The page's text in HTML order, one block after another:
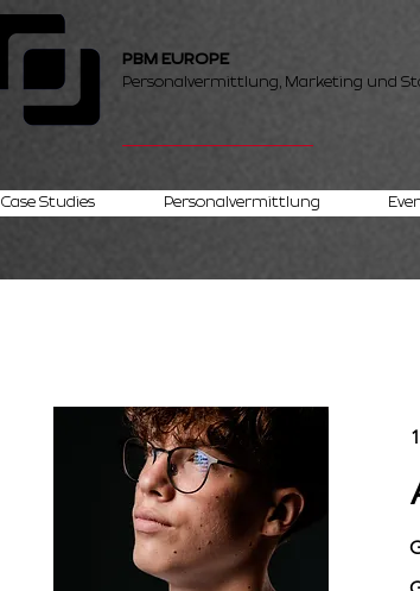
PBM EUROPE
Personalvermittlung, Marketing und
Case Studies Personalvermittlung